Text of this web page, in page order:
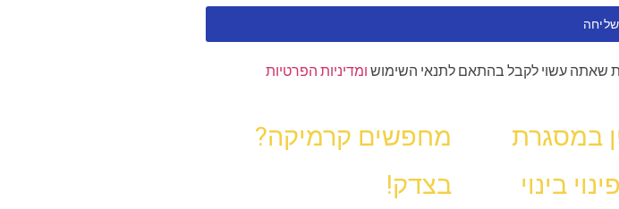
שליחה
שאתה עשוי לקבל בהתאם לתנאי השימוש ומדיניות הפרטיות
במסגרת
בינוי
מחפשים קרמיקה?
בצדק!